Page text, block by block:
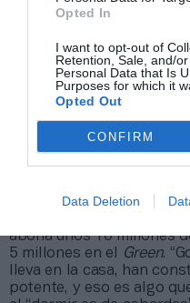
Opted In
I want to opt-out of
Retention, Sale, and/
Personal Data that Is
Purposes for which it
Opted Out
CONFIRM
Data Deletion
por sus retransmisiones
anuales por patrocinio.
ser la NBA, a la que
temporada y cuya
puesta en entredicho
interesada en atraer a
con las dos principales
durante la pandemia
compañía son el tenis y
abona unos 10 millones
5 millones en el
Green.
lleva en la casa, han
potente, y eso es algo